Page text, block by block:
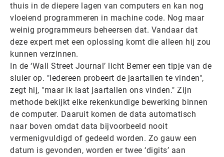
thuis in de diepere lagen van computers en kan nog
vloeiend programmeren in machine code. Nog maar
weinig programmeurs beheersen dat. Vandaar dat
deze expert met een oplossing komt die alleen hij zou
kunnen verzinnen.
In de ‘Wall Street Journal’ licht Bemer een tipje van de
sluier op. "Iedereen probeert de jaartallen te vinden",
zegt hij, "maar ik laat jaartallen ons vinden." Zijn
methode bekijkt elke rekenkundige bewerking binnen
de computer. Daaruit komen de data automatisch
naar boven omdat data bijvoorbeeld nooit
vermenigvuldigd of gedeeld worden. Zo gauw een
datum is gevonden, worden er twee ‘digits’ aan